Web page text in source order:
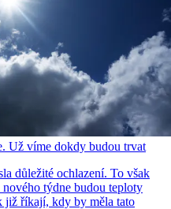
Už víme dokdy budou trvat
důležité ochlazení. To však
týdne budou teploty
již říkají, kdy by měla tato